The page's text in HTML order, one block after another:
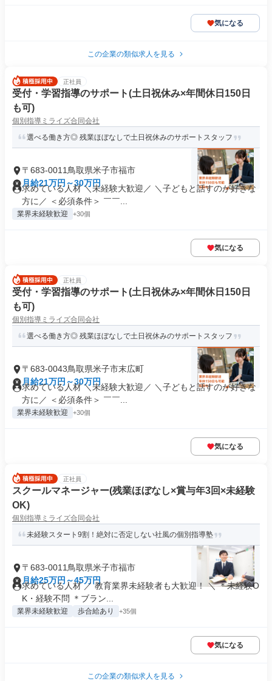
気になる
この企業の類似求人を見る
正社員
受付・学習指導のサポート(土日祝休み×年間休日150日
も可)
個別指導ミライズ合同会社
選べる働き方◎ 残業ほぼなしで土日祝休みのサポートスタッフ
〒683-0011鳥取県米子市福市
月給21万円～30万円
求めている人材 ＼未経験大歓迎／ ＼子どもと話すのが好きな
方に／ ＜必須条件＞ ￣￣...
業界未経験歓迎 +30個
気になる
正社員
受付・学習指導のサポート(土日祝休み×年間休日150日
も可)
個別指導ミライズ合同会社
選べる働き方◎ 残業ほぼなしで土日祝休みのサポートスタッフ
〒683-0043鳥取県米子市末広町
月給21万円～30万円
求めている人材 ＼未経験大歓迎／ ＼子どもと話すのが好きな
方に／ ＜必須条件＞ ￣￣...
業界未経験歓迎 +30個
気になる
正社員
スクールマネージャー(残業ほぼなし×賞与年3回×未経験
OK)
個別指導ミライズ合同会社
未経験スタート9割！絶対に否定しない社風の個別指導塾
〒683-0011鳥取県米子市福市
月給25万円～45万円
求めている人材 ／ 教育業界未経験者も大歓迎！ ＼ ＊未経験O
K・経験不問 ＊ブラン...
業界未経験歓迎 歩合給あり +35個
気になる
この企業の類似求人を見る